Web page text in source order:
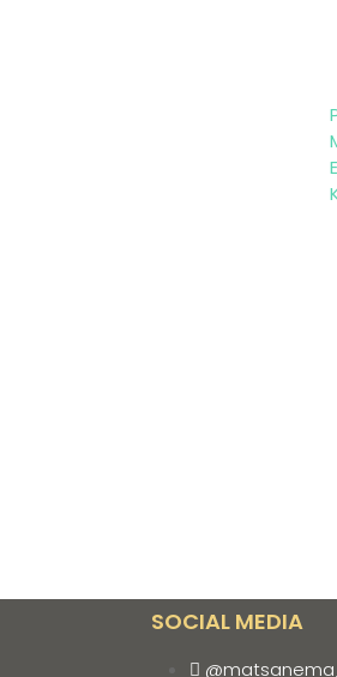
SOCIAL MEDIA